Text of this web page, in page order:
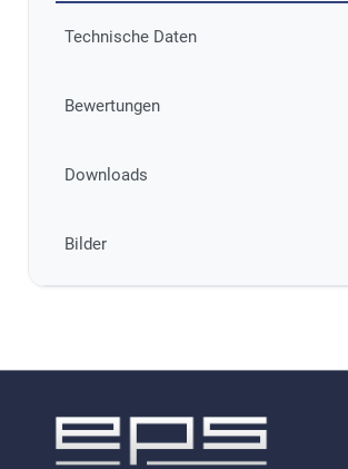
Technische Daten
Bewertungen
Downloads
Bilder